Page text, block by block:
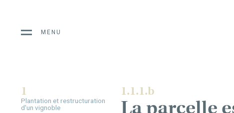
MENU
1.1.1.b
La parcelle
1
Plantation et restructuration
d'un vignoble